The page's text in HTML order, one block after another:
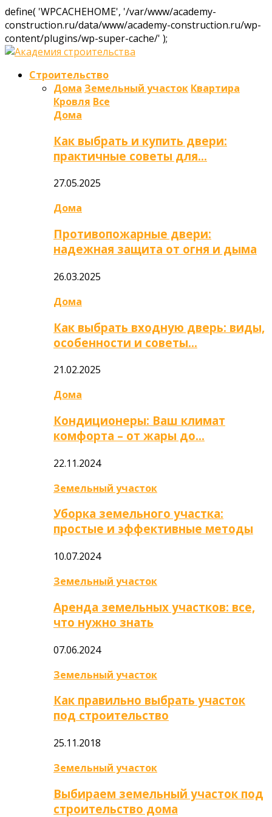
define( 'WPCACHEHOME', '/var/www/academy-
construction.ru/data/www/academy-construction.ru/wp-
content/plugins/wp-super-cache/' );
Строительство
Дома Земельный участок Квартира
Кровля Все
Дома
Как выбрать и купить двери:
практичные советы для…
27.05.2025
Дома
Противопожарные двери:
надежная защита от огня и дыма
26.03.2025
Дома
Как выбрать входную дверь: виды,
особенности и советы…
21.02.2025
Дома
Кондиционеры: Ваш климат
комфорта – от жары до…
22.11.2024
Земельный участок
Уборка земельного участка:
простые и эффективные методы
10.07.2024
Земельный участок
Аренда земельных участков: все,
что нужно знать
07.06.2024
Земельный участок
Как правильно выбрать участок
под строительство
25.11.2018
Земельный участок
Выбираем земельный участок под
строительство дома